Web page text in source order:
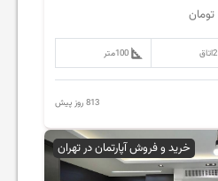
تومان
2اتاق 100متر
813 روز پیش
خرید و فروش آپارتمان در تهران